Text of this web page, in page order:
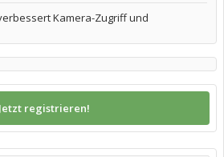
Kamera-Zugriff und
Jetzt registrieren!